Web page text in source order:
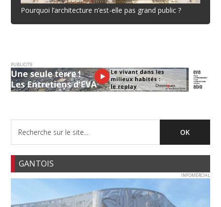
Pourquoi l’architecture n’est-elle pas grand public ?
PUBLICITE
GANTOIS
INFOMERCIAL